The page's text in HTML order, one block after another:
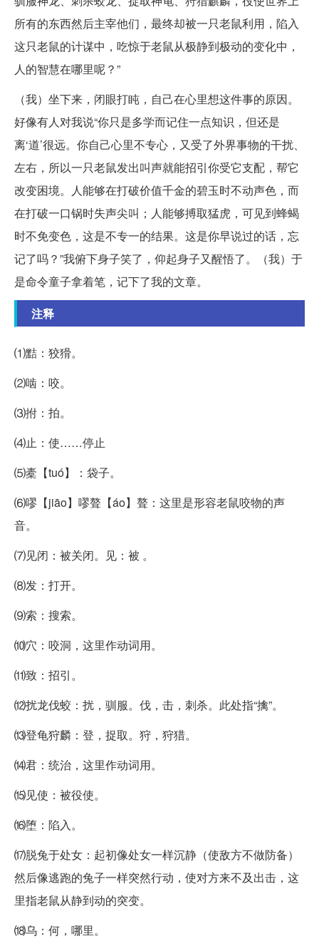
所有的东西然后主宰他们，最终却被一只老鼠利用，陷入
这只老鼠的计谋中，吃惊于老鼠从极静到极动的变化中，
人的智慧在哪里呢？”
（我）坐下来，闭眼打盹，自己在心里想这件事的原因。
好像有人对我说“你只是多学而记住一点知识，但还是
离‘道’很远。你自己心里不专心，又受了外界事物的干扰、
左右，所以一只老鼠发出叫声就能招引你受它支配，帮它
改变困境。人能够在打破价值千金的碧玉时不动声色，而
在打破一口锅时失声尖叫；人能够搏取猛虎，可见到蜂蝎
时不免变色，这是不专一的结果。这是你早说过的话，忘
记了吗？”我俯下身子笑了，仰起身子又醒悟了。（我）于
是命令童子拿着笔，记下了我的文章。
注释
⑴黠：狡猾。
⑵啮：咬。
⑶拊：拍。
⑷止：使……停止
⑸橐【tuó】：袋子。
⑹嘐【jiāo】嘐聱【áo】聱：这里是形容老鼠咬物的声
音。
⑺见闭：被关闭。见：被 。
⑻发：打开。
⑼索：搜索。
⑽穴：咬洞，这里作动词用。
⑾致：招引。
⑿扰龙伐蛟：扰，驯服。伐，击，刺杀。此处指“擒”。
⒀登龟狩麟：登，捉取。狩，狩猎。
⒁君：统治，这里作动词用。
⒂见使：被役使。
⒃堕：陷入。
⒄脱兔于处女：起初像处女一样沉静（使敌方不做防备）
然后像逃跑的兔子一样突然行动，使对方来不及出击，这
里指老鼠从静到动的突变。
⒅乌：何，哪里。